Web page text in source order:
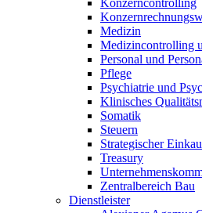
Konzerncontrolling
Medizin
Medizincontrolling
Personal und
Pflege
Psychiatrie und
Klinisches
Somatik
Steuern
Strategischer
Treasury
Zentralbereich Bau
Dienstleister